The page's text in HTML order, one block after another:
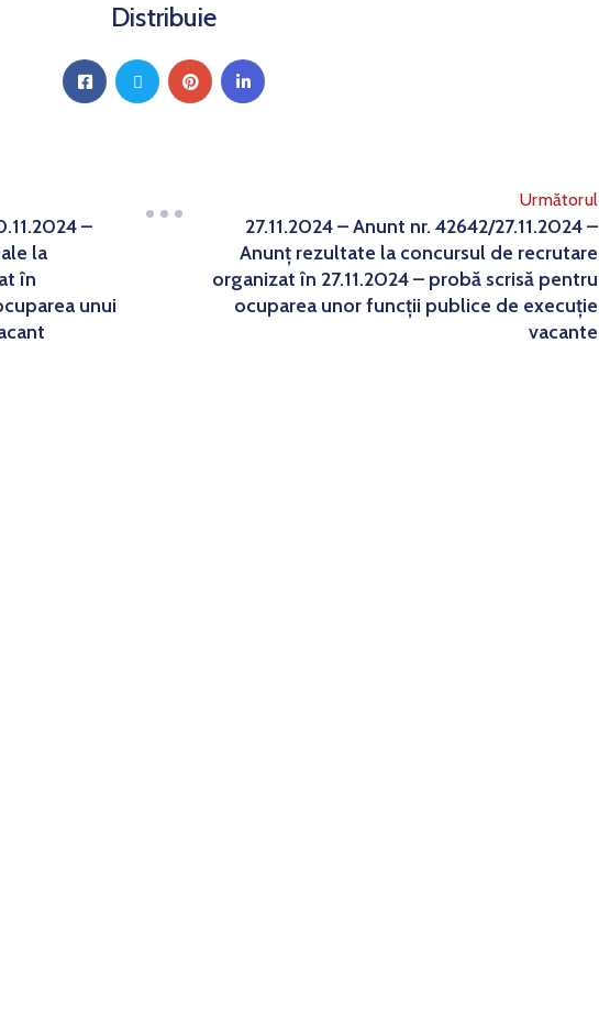
Distribuie
–
la
în
unui
Următorul
27.11.2024 – Anunt nr. 42642/27.11.2024 –
Anunț rezultate la concursul de recrutare
organizat în 27.11.2024 – probă scrisă pentru
ocuparea unor funcții publice de execuție
vacante